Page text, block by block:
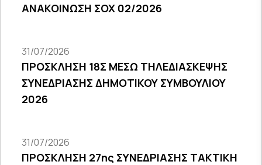
ΑΝΑΚΟΙΝΩΣΗ ΣΟΧ 02/2026
31/07/2026
ΠΡΟΣΚΛΗΣΗ 18Σ ΜΕΣΩ ΤΗΛΕΔΙΑΣΚΕΨΗΣ
ΣΥΝΕΔΡΙΑΣΗΣ ΔΗΜΟΤΙΚΟΥ ΣΥΜΒΟΥΛΙΟΥ
2026
31/07/2026
ΠΡΟΣΚΛΗΣΗ 27ης ΣΥΝΕΔΡΙΑΣΗΣ ΤΑΚΤΙΚΗ